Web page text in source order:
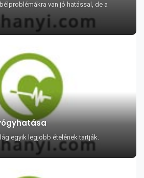
van jó hatással, de a
egyik legjobb ételének tartják.